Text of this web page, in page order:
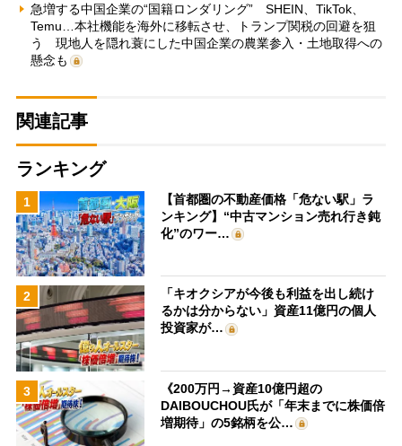
急増する中国企業の“国籍ロンダリング” SHEIN、TikTok、
Temu…本社機能を海外に移転させ、トランプ関税の回避を狙
う 現地人を隠れ蓑にした中国企業の農業参入・土地取得への
懸念も
関連記事
ランキング
1
【首都圏の不動産価格「危ない駅」ラ
ンキング】“中古マンション売れ行き鈍
化”のワー…
2
「キオクシアが今後も利益を出し続け
るかは分からない」資産11億円の個人
投資家が…
3
《200万円→資産10億円超の
DAIBOUCHOU氏が「年末までに株価倍
増期待」の5銘柄を公…